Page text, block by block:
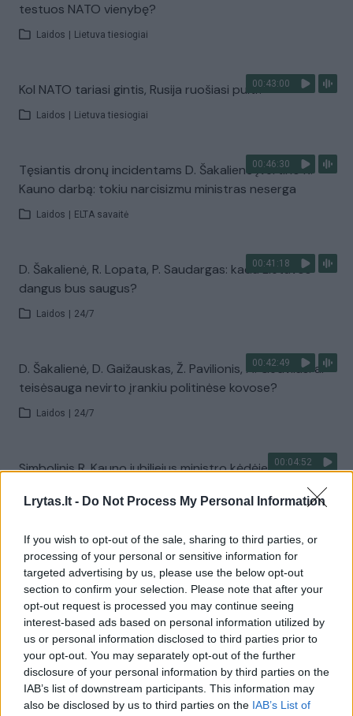
Lrytas.lt - Do Not Process My Personal Information
If you wish to opt-out of the sale, sharing to third parties, or
processing of your personal or sensitive information for
targeted advertising by us, please use the below opt-out
section to confirm your selection. Please note that after your
opt-out request is processed you may continue seeing
interest-based ads based on personal information utilized by
us or personal information disclosed to third parties prior to
your opt-out. You may separately opt-out of the further
disclosure of your personal information by third parties on the
IAB’s list of downstream participants. This information may
also be disclosed by us to third parties on the IAB’s List of
testuos NATO vienybę?
Laidos Lietuva tiesiogiai
00:43:00
Kol NATO tariasi gintis, Rusija ruošiasi pulti?
Laidos Lietuva tiesiogiai
00:46:30
Tęsiantis dronų incidentams D. Šakalienė įvertino R.
Kauno darbą: tokiu narcisizmu ministras neserga
Laidos ELTA savaitė
00:41:18
D. Šakalienė, R. Lopata, P. Saudargas: kada Lietuvos
dangus bus saugus?
Laidos 24/7
00:42:49
D. Šakalienė, D. Gaižauskas, Ž. Pavilionis, A. Gedvilas: ar
teisėsauga nevirto įrankiu politinėse kovose?
Laidos 24/7
00:04:52
Simbolinis R. Kauno jubiliejus ministro kėdėje: įvardijo
00:55:33
„Lietuva tiesiogiai“: invazijos ketvirtosios metinės. Ar
pasiruošta lemtingai dienai?
Laidos | Lietuva tiesiogiai
00:09:40
STT tyrimą pagyrusi I. Ruginienė sureagavo į D.
Šakalienės pareiškimus: „Keistai atrodo“
Žinios | Lietuvos diena